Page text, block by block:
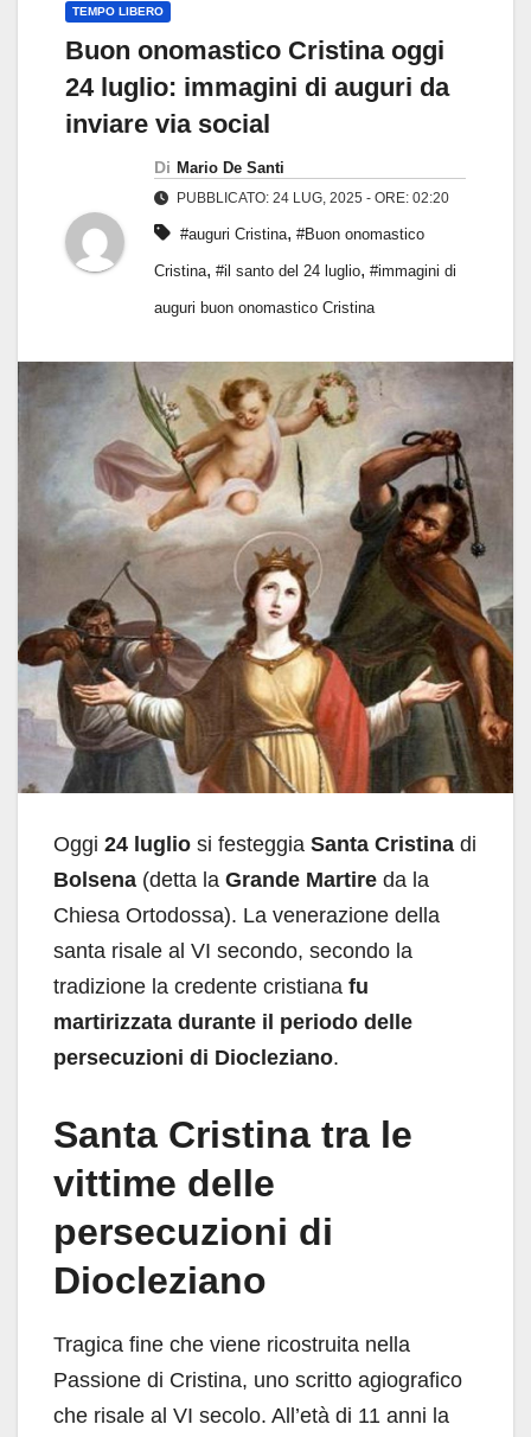
TEMPO LIBERO
Buon onomastico Cristina oggi
24 luglio: immagini di auguri da
inviare via social
Di Mario De Santi
PUBBLICATO: 24 LUG, 2025 - ORE: 02:20
#auguri Cristina, #Buon onomastico
Cristina, #il santo del 24 luglio, #immagini di
auguri buon onomastico Cristina
Oggi 24 luglio si festeggia Santa Cristina di
Bolsena (detta la Grande Martire da la
Chiesa Ortodossa). La venerazione della
santa risale al VI secondo, secondo la
tradizione la credente cristiana fu
martirizzata durante il periodo delle
persecuzioni di Diocleziano.
Santa Cristina tra le
vittime delle
persecuzioni di
Diocleziano
Tragica fine che viene ricostruita nella
Passione di Cristina, uno scritto agiografico
che risale al VI secolo. All’età di 11 anni la